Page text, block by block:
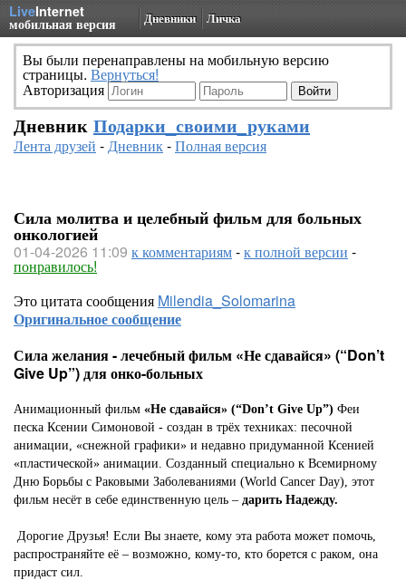
LiveInternet
мобильная версия Дневники Личка
Вы были перенаправлены на мобильную версию
страницы. Вернуться!
Авторизация
Дневник Подарки_своими_руками
Лента друзей -Дневник-Полная версия
Сила молитва и целебный фильм для больных
онкологией
01-04-2026 11:09 к комментариям-к полной версии -
понравилось!
Это цитата сообщения Milendia_Solomarina
Оригинальное сообщение
Сила желания - лечебный фильм «Не сдавайся» (“Don’t
Give Up”) для онко-больных
Анимационный фильм «Не сдавайся» (“Don’t Give Up”) Феи
песка Ксении Симоновой - создан в трёх техниках: песочной
анимации, «снежной графики» и недавно придуманной Ксенией
«пластической» анимации. Созданный специально к Всемирному
Дню Борьбы с Раковыми Заболеваниями (World Cancer Day), этот
фильм несёт в себе единственную цель – дарить Надежду.
Дорогие Друзья! Если Вы знаете, кому эта работа может помочь,
распространяйте её – возможно, кому-то, кто борется с раком, она
придаст сил.